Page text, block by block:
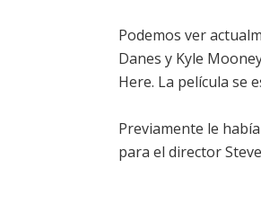
Podemos ver
Danes y Kyle
Here. La película se
Previamente le
para el director